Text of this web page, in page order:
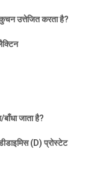
उत्तेजित करता है?
जाता है?
(D)प्रोस्टेट